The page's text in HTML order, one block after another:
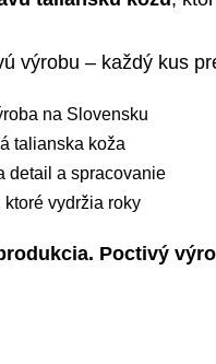
výrobu – každý kus
na Slovensku
talianska koža
detail a spracovanie
vydržia roky
Poctivý